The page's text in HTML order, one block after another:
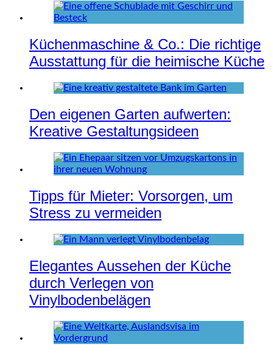
Küchenmaschine & Co.: Die richtige
Ausstattung für die heimische Küche
Den eigenen Garten aufwerten:
Kreative Gestaltungsideen
Tipps für Mieter: Vorsorgen, um
Stress zu vermeiden
Elegantes Aussehen der Küche
durch Verlegen von
Vinylbodenbelägen